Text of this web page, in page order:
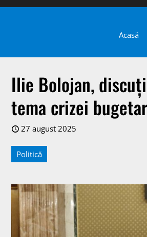
Acasă
Ilie Bolojan,
tema crizei
27 august 2025
Politică